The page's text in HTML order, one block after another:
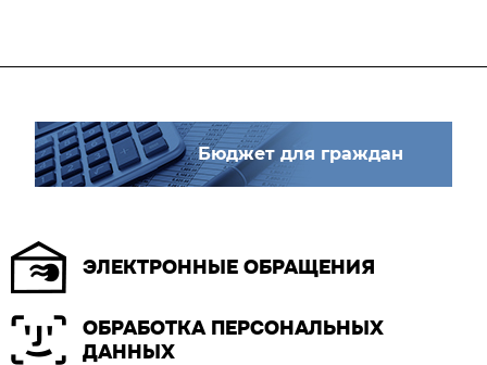
Бюджет для граждан
ЭЛЕКТРОННЫЕ ОБРАЩЕНИЯ
ОБРАБОТКА ПЕРСОНАЛЬНЫХ
ДАННЫХ